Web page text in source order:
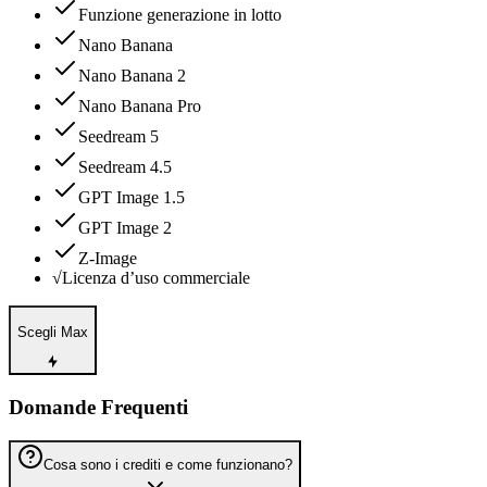
Funzione generazione in lotto
Nano Banana
Nano Banana 2
Nano Banana Pro
Seedream 5
Seedream 4.5
GPT Image 1.5
GPT Image 2
Z-Image
√Licenza d’uso commerciale
Scegli Max
Domande Frequenti
Cosa sono i crediti e come funzionano?